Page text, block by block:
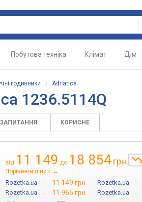
Побутова техніка Клімат Дім
годинники / Adriatica
1236.5114Q
КОРИСНЕ
від 11 149 до 18 854грн.
Порівняти ціни 4 →
Rozetka.ua → 11 149 грн. Rozetka.ua →
Rozetka.ua → 11 965 грн. Rozetka.ua →